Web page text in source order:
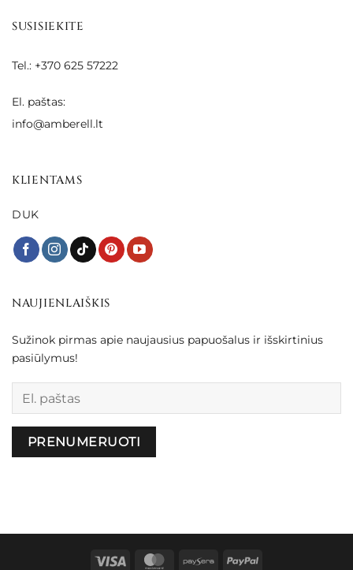
SUSISIEKITE
Tel.: +370 625 57222
El. paštas:
info@amberell.lt
KLIENTAMS
DUK
NAUJIENLAIŠKIS
Sužinok pirmas apie naujausius papuošalus ir išskirtinius
pasiūlymus!
Palikite šį lauką tuščią.
Visa MasterCardPayseraPayPal